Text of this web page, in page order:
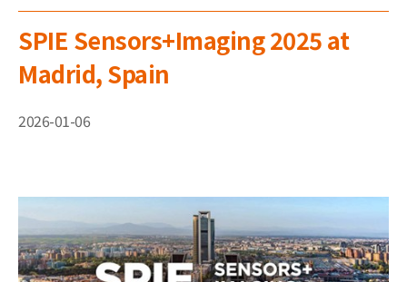
SPIE Sensors+Imaging 2025 at
Madrid, Spain
2026-01-06